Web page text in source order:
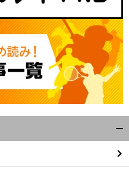
閉